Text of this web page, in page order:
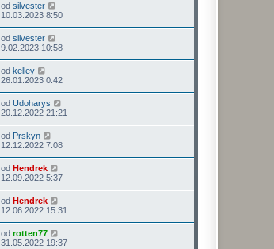
od silvester
10.03.2023 8:50
od silvester
9.02.2023 10:58
od kelley
26.01.2023 0:42
od Udoharys
20.12.2022 21:21
od Prskyn
12.12.2022 7:08
od Hendrek
12.09.2022 5:37
od Hendrek
12.06.2022 15:31
od rotten77
31.05.2022 19:37